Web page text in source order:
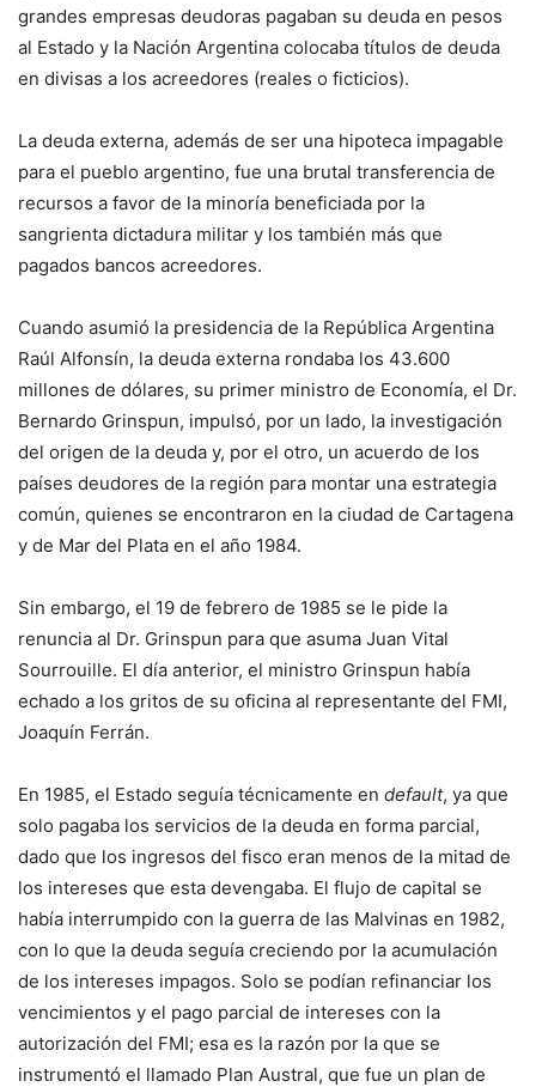
grandes empresas deudoras pagaban su deuda en pesos
al Estado y la Nación Argentina colocaba títulos de deuda
en divisas a los acreedores (reales o ficticios).
La deuda externa, además de ser una hipoteca impagable
para el pueblo argentino, fue una brutal transferencia de
recursos a favor de la minoría beneficiada por la
sangrienta dictadura militar y los también más que
pagados bancos acreedores.
Cuando asumió la presidencia de la República Argentina
Raúl Alfonsín, la deuda externa rondaba los 43.600
millones de dólares, su primer ministro de Economía, el Dr.
Bernardo Grinspun, impulsó, por un lado, la investigación
del origen de la deuda y, por el otro, un acuerdo de los
países deudores de la región para montar una estrategia
común, quienes se encontraron en la ciudad de Cartagena
y de Mar del Plata en el año 1984.
Sin embargo, el 19 de febrero de 1985 se le pide la
renuncia al Dr. Grinspun para que asuma Juan Vital
Sourrouille. El día anterior, el ministro Grinspun había
echado a los gritos de su oficina al representante del FMI,
Joaquín Ferrán.
En 1985, el Estado seguía técnicamente en default, ya que
solo pagaba los servicios de la deuda en forma parcial,
dado que los ingresos del fisco eran menos de la mitad de
los intereses que esta devengaba. El flujo de capital se
había interrumpido con la guerra de las Malvinas en 1982,
con lo que la deuda seguía creciendo por la acumulación
de los intereses impagos. Solo se podían refinanciar los
vencimientos y el pago parcial de intereses con la
autorización del FMI; esa es la razón por la que se
instrumentó el llamado Plan Austral, que fue un plan de